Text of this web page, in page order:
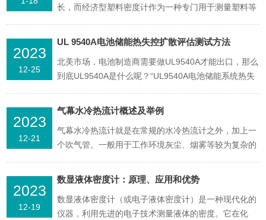
能的分布和转移...
长，而经济型塑料密度计作为一种专门用于测量塑料等
品因其精准的测量结果和经济效益高的特点，受到了广
大用户的热烈欢迎。经济型塑料密度计是一种专门用于
测量塑料等固体材料密度的仪器。它采用了先进的电子
技术和高精度...
2023
12-25
UL 9540A电池储能热失控扩散评估测试方法
北美市场，电池制造商需要做UL9540A才能出口，那么
到底UL9540A是什么呢？“UL9540A电池储能系统热失
系统消防安全隐患的有效途径，受到相关部门的广泛认
可。美国quan威的行业规范，如《美国电工法》（706
章节）、《美国住宅规范》（R327章...
2023
12-21
气幕水冷热流计概述及举例
气幕水冷热流计就是在常规的水冷热流计之外，加上一
个吹气管。一般用于工作环境灰尘、烟雾等较为复杂的
净，尽量减少误差。如我司的热流传感器STT-25-50-
WFP内部结构：Schmidt-Boelter热流类型：全（总）
热流量程：50kw/m2精度：&plu...
2023
12-19
数显液体密度计：原理、应用和优势
数显液体密度计（或电子液体密度计）是一种现代化的
仪器，利用先进的电子技术测量液体的密度。它在化